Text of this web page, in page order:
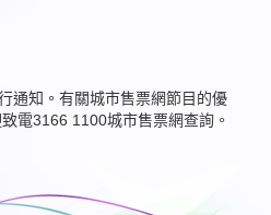
通知。有關城市售票網節目的優
電3166 1100城市售票網查詢。